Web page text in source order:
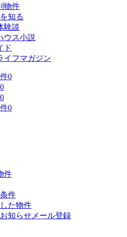
物件
知る
験談
ウス小説
ド
イフマガジン
0
0
0
0
件
件
た物件
知らせメール登録